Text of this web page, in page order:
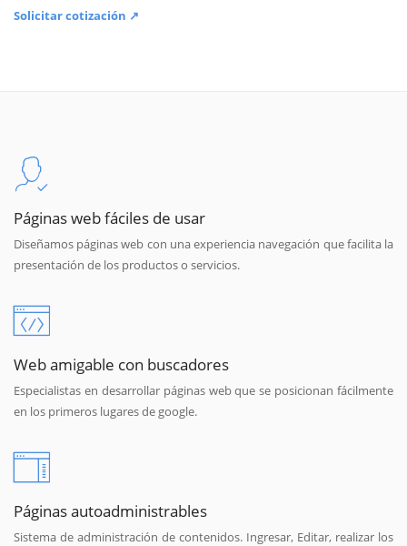
Solicitar cotización ↗
Páginas web fáciles de usar
Diseñamos páginas web con una experiencia navegación que facilita la
presentación de los productos o servicios.
Web amigable con buscadores
Especialistas en desarrollar páginas web que se posicionan fácilmente
en los primeros lugares de google.
Páginas autoadministrables
Sistema de administración de contenidos. Ingresar, Editar, realizar los